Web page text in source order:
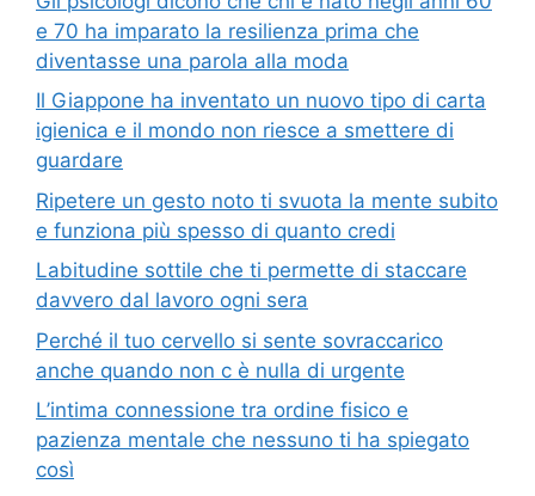
e 70 ha imparato la resilienza prima che
diventasse una parola alla moda
Il Giappone ha inventato un nuovo tipo di carta
igienica e il mondo non riesce a smettere di
guardare
Ripetere un gesto noto ti svuota la mente subito
e funziona più spesso di quanto credi
Labitudine sottile che ti permette di staccare
davvero dal lavoro ogni sera
Perché il tuo cervello si sente sovraccarico
anche quando non c è nulla di urgente
L’intima connessione tra ordine fisico e
pazienza mentale che nessuno ti ha spiegato
così